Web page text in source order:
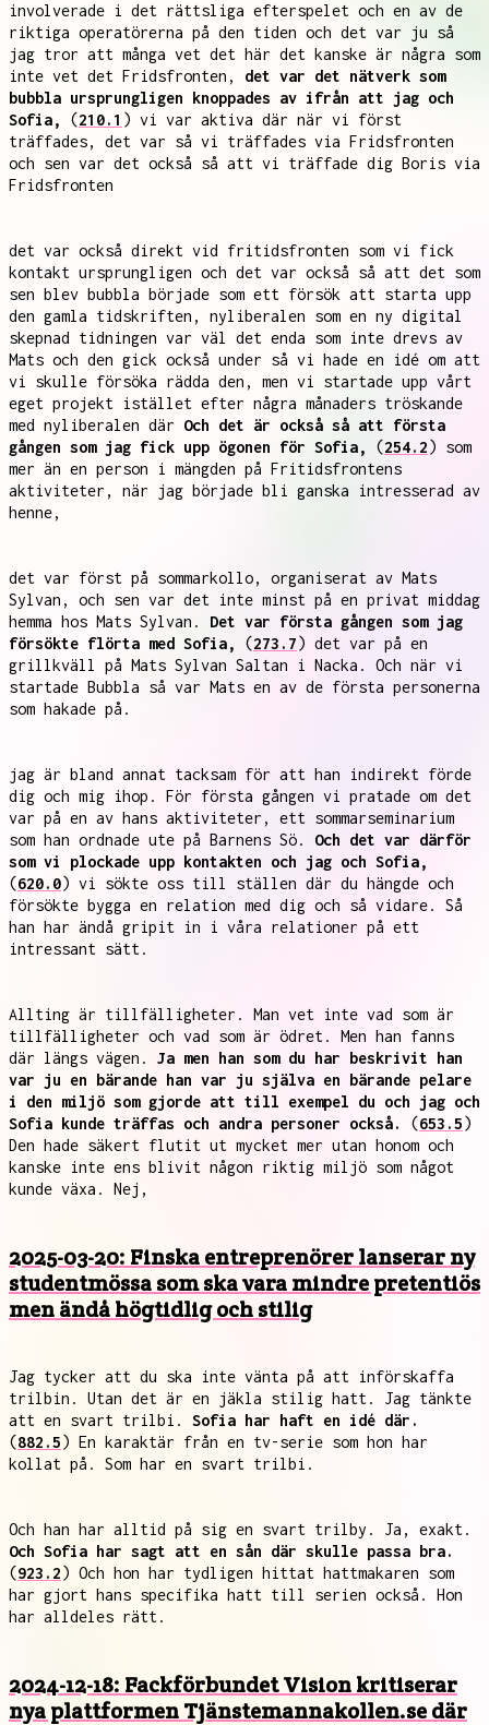
involverade i det rättsliga efterspelet och en av de
riktiga operatörerna på den tiden och det var ju så
jag tror att många vet det här det kanske är några som
inte vet det Fridsfronten, det var det nätverk som
bubbla ursprungligen knoppades av ifrån att jag och
Sofia,
(210.1 ) vi var aktiva där när vi först
träffades, det var så vi träffades via Fridsfronten
och sen var det också så att vi träffade dig Boris via
Fridsfronten
det var också direkt vid fritidsfronten som vi fick
kontakt ursprungligen och det var också så att det som
sen blev bubbla började som ett försök att starta upp
den gamla tidskriften, nyliberalen som en ny digital
skepnad tidningen var väl det enda som inte drevs av
Mats och den gick också under så vi hade en idé om att
vi skulle försöka rädda den, men vi startade upp vårt
eget projekt istället efter några månaders tröskande
med nyliberalen där Och det är också så att första
gången som jag fick upp ögonen för Sofia,
(254.2) som
mer än en person i mängden på Fritidsfrontens
aktiviteter, när jag började bli ganska intresserad av
henne,
det var först på sommarkollo, organiserat av Mats
Sylvan, och sen var det inte minst på en privat middag
hemma hos Mats Sylvan. Det var första gången som jag
försökte flörta med Sofia,
(273.7) det var på en
grillkväll på Mats Sylvan Saltan i Nacka. Och när vi
startade Bubbla så var Mats en av de första personerna
som hakade på.
jag är bland annat tacksam för att han indirekt förde
dig och mig ihop. För första gången vi pratade om det
var på en av hans aktiviteter, ett sommarseminarium
som han ordnade ute på Barnens Sö. Och det var därför
som vi plockade upp kontakten och jag och Sofia,
(620.0) vi sökte oss till ställen där du hängde och
försökte bygga en relation med dig och så vidare. Så
han har ändå gripit in i våra relationer på ett
intressant sätt.
Allting är tillfälligheter. Man vet inte vad som är
tillfälligheter och vad som är ödret. Men han fanns
där längs vägen. Ja men han som du har beskrivit han
var ju en bärande han var ju själva en bärande pelare
i den miljö som gjorde att till exempel du och jag och
Sofia kunde träffas och andra personer också.
(653.5)
Den hade säkert flutit ut mycket mer utan honom och
kanske inte ens blivit någon riktig miljö som något
kunde växa. Nej,
2025-03-20: Finska entreprenörer lanserar ny
studentmössa som ska vara mindre pretentiös
men ändå högtidlig och stilig
Jag tycker att du ska inte vänta på att införskaffa
trilbin. Utan det är en jäkla stilig hatt. Jag tänkte
att en svart trilbi. Sofia har haft en idé där.
(882.5) En karaktär från en tv-serie som hon har
kollat på. Som har en svart trilbi.
Och han har alltid på sig en svart trilby. Ja, exakt.
Och Sofia har sagt att en sån där skulle passa bra.
(923.2) Och hon har tydligen hittat hattmakaren som
har gjort hans specifika hatt till serien också. Hon
har alldeles rätt.
2024-12-18: Fackförbundet Vision kritiserar
nya plattformen Tjänstemannakollen.se där